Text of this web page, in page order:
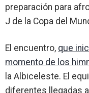
preparación para
J de la Copa del
El encuentro, que
momento de los
la Albiceleste. El
diferentes llegadas